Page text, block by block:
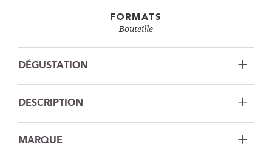
FORMATS
Bouteille
DÉGUSTATION
DESCRIPTION
MARQUE